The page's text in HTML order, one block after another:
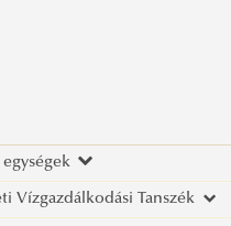
egységek
Vízgazdálkodási Tanszék